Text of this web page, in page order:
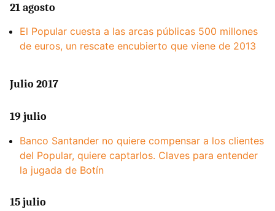
21 agosto
El Popular cuesta a las arcas públicas 500 millones
de euros, un rescate encubierto que viene de 2013
Julio 2017
19 julio
Banco Santander no quiere compensar a los clientes
del Popular, quiere captarlos. Claves para entender
la jugada de Botín
15 julio